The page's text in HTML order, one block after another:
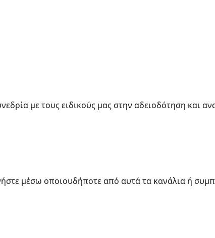
με τους ειδικούς μας στην αδειοδότηση και
μέσω οποιουδήποτε από αυτά τα κανάλια ή